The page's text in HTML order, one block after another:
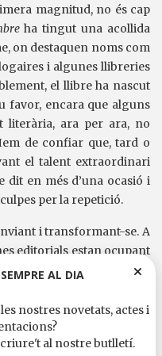
magnitud, no és cap
ha tingut una acollida
on destaquen noms com
i algunes llibreries
el llibre ha nascut
favor, encara que alguns
literària, ara per ara, no
de confiar que, tard o
el talent extraordinari
dit en més d’una ocasió i
per la repetició.
i transformant-se. A
editorials estan ocupant
del llibre. Algunes
de 1984, amb
s’estan esforçant molt
de 1984 ha jugat
altres narradors com ara
AL DIA
nostres novetats, actes i
al nostre butlletí.